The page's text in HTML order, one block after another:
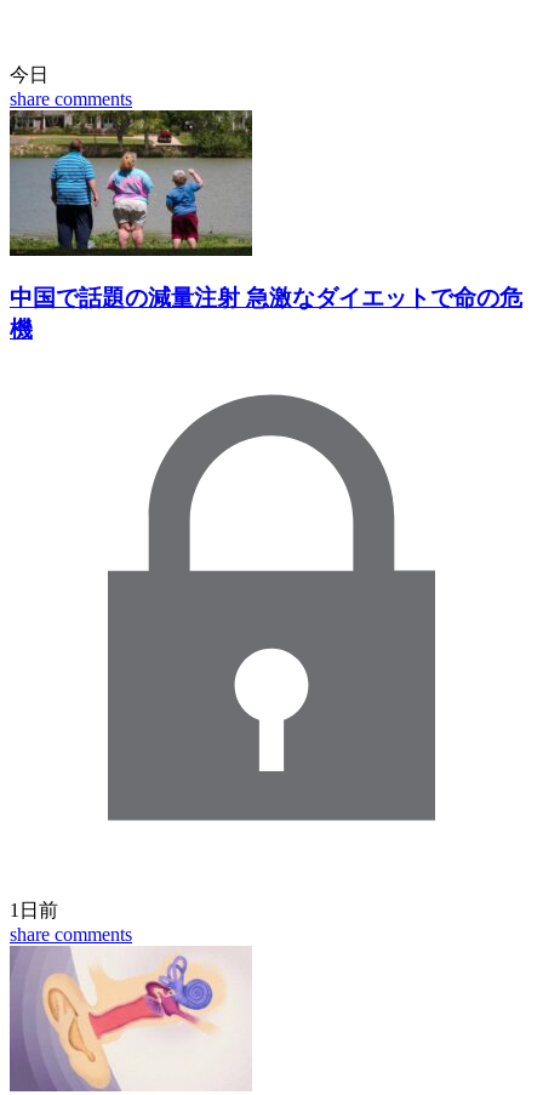
今日
share comments
中国で話題の減量注射 急激なダイエットで命の危
機
1日前
share comments